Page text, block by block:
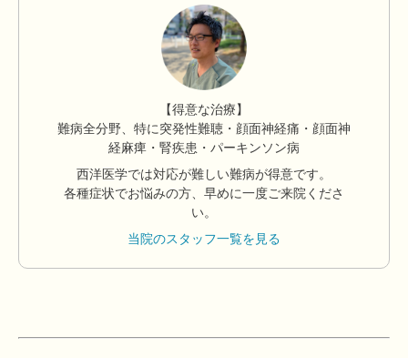
【得意な治療】
難病全分野、特に突発性難聴・顔面神経痛・顔面神
経麻痺・腎疾患・パーキンソン病
西洋医学では対応が難しい難病が得意です。
各種症状でお悩みの方、早めに一度ご来院くださ
い。
当院のスタッフ一覧を見る